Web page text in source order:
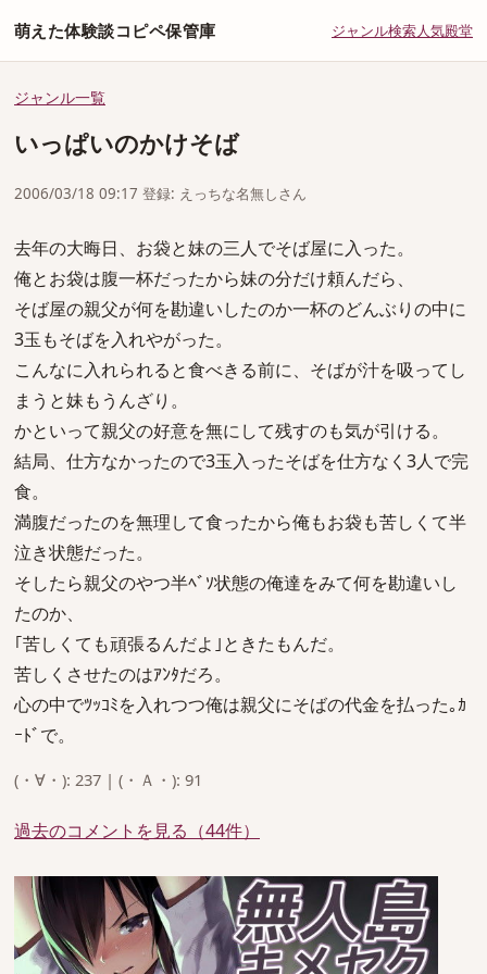
萌えた体験談コピペ保管庫 ジャンル検索人気殿堂
ジャンル一覧
いっぱいのかけそば
2006/03/18 09:17 登録: えっちな名無しさん
去年の大晦日、お袋と妹の三人でそば屋に入った。
俺とお袋は腹一杯だったから妹の分だけ頼んだら、
そば屋の親父が何を勘違いしたのか一杯のどんぶりの中に
3玉もそばを入れやがった。
こんなに入れられると食べきる前に、そばが汁を吸ってし
まうと妹もうんざり。
かといって親父の好意を無にして残すのも気が引ける。
結局、仕方なかったので3玉入ったそばを仕方なく3人で完
食。
満腹だったのを無理して食ったから俺もお袋も苦しくて半
泣き状態だった。
そしたら親父のやつ半ﾍﾞｿ状態の俺達をみて何を勘違いし
たのか、
｢苦しくても頑張るんだよ｣ときたもんだ。
苦しくさせたのはｱﾝﾀだろ。
心の中でﾂｯｺﾐを入れつつ俺は親父にそばの代金を払った｡ｶ
ｰﾄﾞで。
(・∀・): 237 | (・Ａ・): 91
過去のコメントを見る（44件）